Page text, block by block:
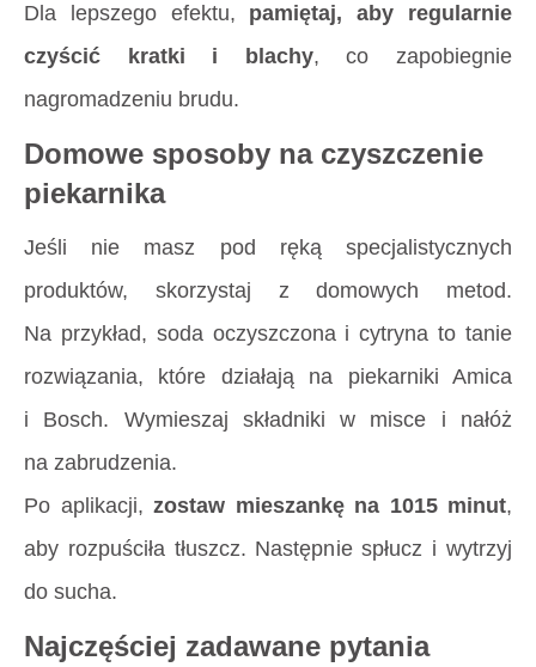
Dla lepszego efektu, pamiętaj, aby regularnie
czyścić kratki i blachy, co zapobiegnie
nagromadzeniu brudu.
Domowe sposoby na czyszczenie
piekarnika
Jeśli nie masz pod ręką specjalistycznych
produktów, skorzystaj z domowych metod.
Na przykład, soda oczyszczona i cytryna to tanie
rozwiązania, które działają na piekarniki Amica
i Bosch. Wymieszaj składniki w misce i nałóż
na zabrudzenia.
Po aplikacji, zostaw mieszankę na 1015 minut,
aby rozpuściła tłuszcz. Następnie spłucz i wytrzyj
do sucha.
Najczęściej zadawane pytania